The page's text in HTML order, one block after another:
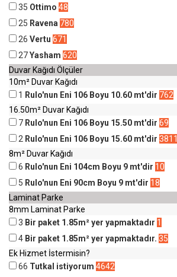
35 Ottimo 48
25 Ravena 780
26 Vertu 671
27Yasham 620
Duvar Kağıdı Ölçüler
10m² Duvar Kağıdı
1 Rulo'nun Eni 106 Boyu 10.60 mt'dir 762
16.50m² Duvar Kağıdı
7 Rulo'nun Eni 106 Boyu 15.50 mt'dir 69
2 Rulo'nun Eni 106 Boyu 15.60 mt'dir 3811
8m² Duvar Kağıdı
6 Rulo'nun Eni 104cm Boyu 9 mt'dir 10
5 Rulo'nun Eni 90cm Boyu 9 mt'dir 18
Laminat Parke
8mm Laminat Parke
3 Bir paket 1.85m² yer yapmaktadır 1
4 Bir paket 1.85m² yer yapmaktadır. 35
Ek Hizmet İstermisin?
66 Tutkal istiyorum 4642